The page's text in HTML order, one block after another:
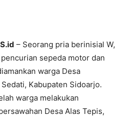
– Seorang pria berinisial W,
sepeda motor dan
warga Desa
Kabupaten Sidoarjo.
warga melakukan
Desa Alas Tepis,